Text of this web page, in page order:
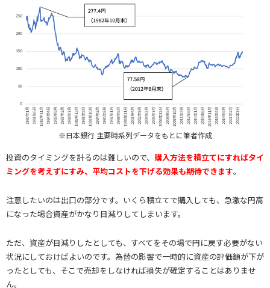
※日本銀行 主要時系列データをもとに筆者作成
投資のタイミングを計るのは難しいので、 購入方法を積立てにすればタイ
ミングを考えずにすみ、平均コストを下げる効果も期待できます。
注意したいのは出口の部分です。いくら積立てで購入しても、急激な円高
になった場合資産がかなり目減りしてしまいます。
ただ、資産が目減りしたとしても、すべてをその場で円に戻す必要がない
状況にしておけばよいのです。為替の影響で一時的に資産の評価額が下が
ったとしても、そこで売却をしなければ損失が確定することはありませ
ん。